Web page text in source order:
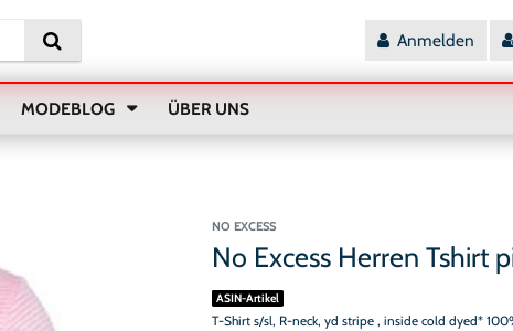
Anmelden
MODEBLOG ÜBER UNS
NO EXCESS
No Excess Herren Tshirt
ASIN-Artikel
T-Shirt s/sl, R-neck, yd stripe , inside cold dyed*